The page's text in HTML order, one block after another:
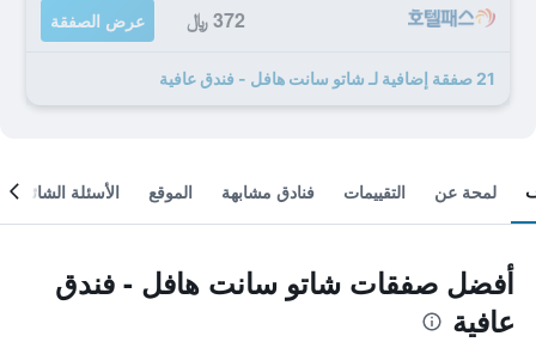
372 ﷼ عرض الصفقة
21 صفقة إضافية لـ شاتو سانت هافل - فندق عافية
لمحة عن التقييمات فنادق مشابهة الموقع الأسئلة الشائعة
أفضل صفقات شاتو سانت هافل - فندق
عافية